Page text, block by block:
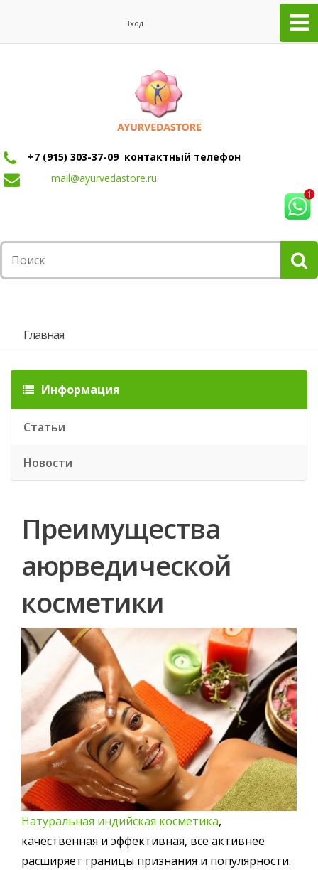
Вход
+7 (915) 303-37-09 контактный телефон
mail@ayurvedastore.ru
Главная
Информация
Статьи
Новости
Преимущества
аюрведической
косметики
Натуральная индийская косметика,
качественная и эффективная, все активнее
расширяет границы признания и популярности.